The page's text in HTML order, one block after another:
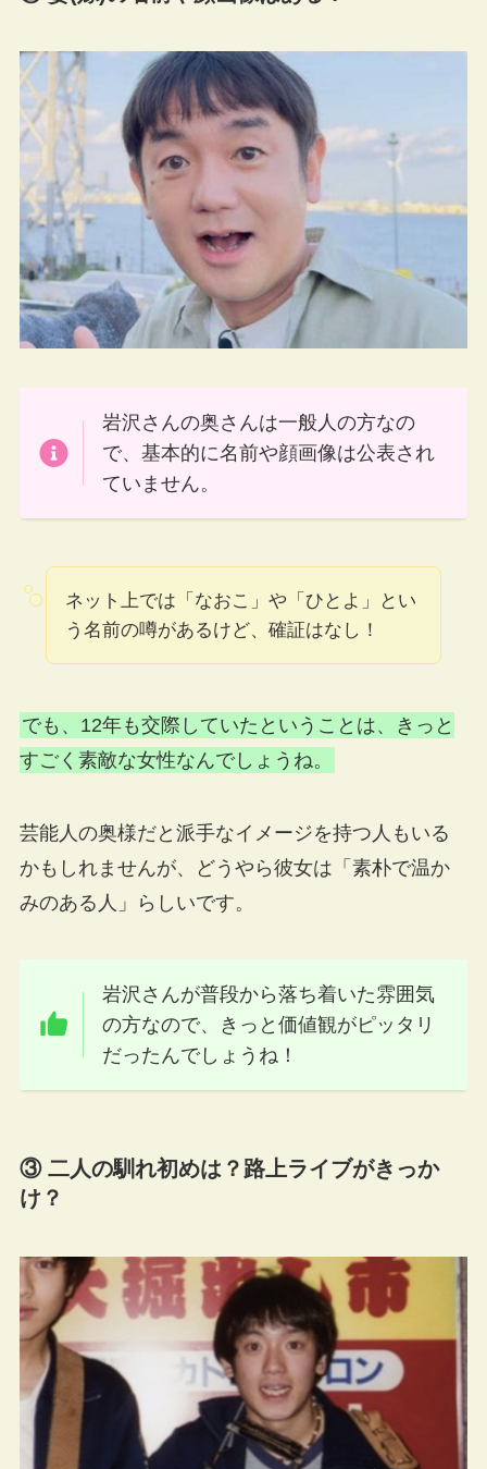
岩沢さんの奥さんは一般人の方なの
で、基本的に名前や顔画像は公表され
ていません。
ネット上では「なおこ」や「ひとよ」とい
う名前の噂があるけど、確証はなし！
でも、12年も交際していたということは、きっと
すごく素敵な女性なんでしょうね。
芸能人の奥様だと派手なイメージを持つ人もいる
かもしれませんが、どうやら彼女は「素朴で温か
みのある人」らしいです。
岩沢さんが普段から落ち着いた雰囲気
の方なので、きっと価値観がピッタリ
だったんでしょうね！
③ 二人の馴れ初めは？路上ライブがきっか
け？